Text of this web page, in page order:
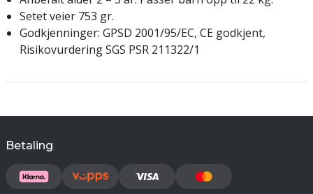
Setet veier 753 gr.
Godkjenninger: GPSD 2001/95/EC, CE godkjent,
Risikovurdering SGS PSR 211322/1
Betaling